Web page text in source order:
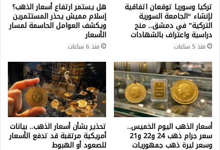
تركيا وسوريا توقعان اتفاقية
لإنشاء “الجامعة السورية
التركية” في دمشق.. منح
دراسية واعتراف بالشهادات
منذ 5 ساعات
هل يستمر ارتفاع أسعار الذهب؟
إسلام مميش يحذر المستثمرين
ويكشف العوامل الحاسمة لمسار
الأسعار
منذ 6 ساعات
أسعار الذهب اليوم الخميس..
سعر جرام ذهب 24 و22 و21
وسعر ليرة ذهب جمهوريات
تحذير بشأن أسعار الذهب.. بيانات
أمريكية مرتقبة قد تدفع الأسعار
للصعود أو الهبوط